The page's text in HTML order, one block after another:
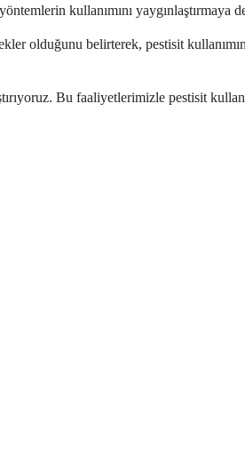
kullanımını yaygınlaştırmaya
olduğunu belirterek, pestisit
Bu faaliyetlerimizle pestisit